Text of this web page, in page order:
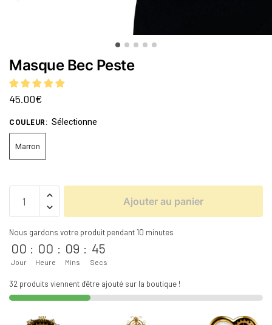
Masque Bec Peste
45.00€
COULEUR: Sélectionne
Marron
Ajouter au panier
Nous gardons votre produit pendant 10 minutes
00
Jour
: 00
Heure
: 09
Mins
: 45
Secs
32 produits viennent d'être ajouté sur la boutique !